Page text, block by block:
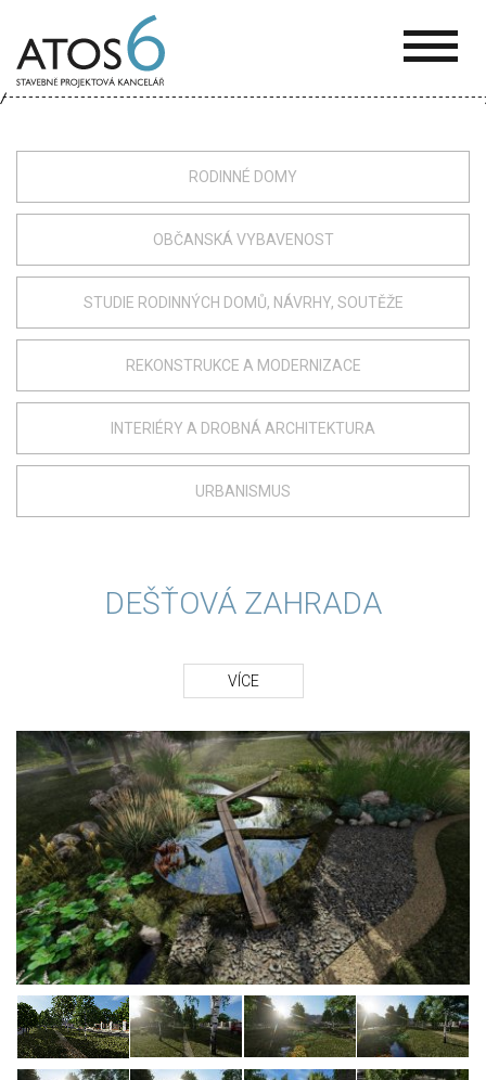
6
RODINNÉ DOMY
OBČANSKÁ VYBAVENOST
STUDIE RODINNÝCH DOMŮ, NÁVRHY, SOUTĚŽE
REKONSTRUKCE A MODERNIZACE
INTERIÉRY A DROBNÁ ARCHITEKTURA
URBANISMUS
DEŠŤOVÁ ZAHRADA
VÍCE